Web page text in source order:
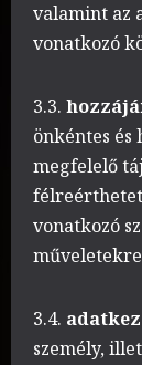
valamint az
vonatkozó
3.3.
önkéntes
megfelelő
vonatkozó
3.4.
személy,